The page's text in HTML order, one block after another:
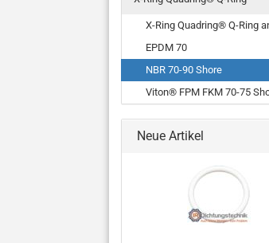
X-Ring Quadring® Q-Ring
EPDM 70
NBR 70-90 Shore
Viton® FPM FKM 70-75
Neue Artikel